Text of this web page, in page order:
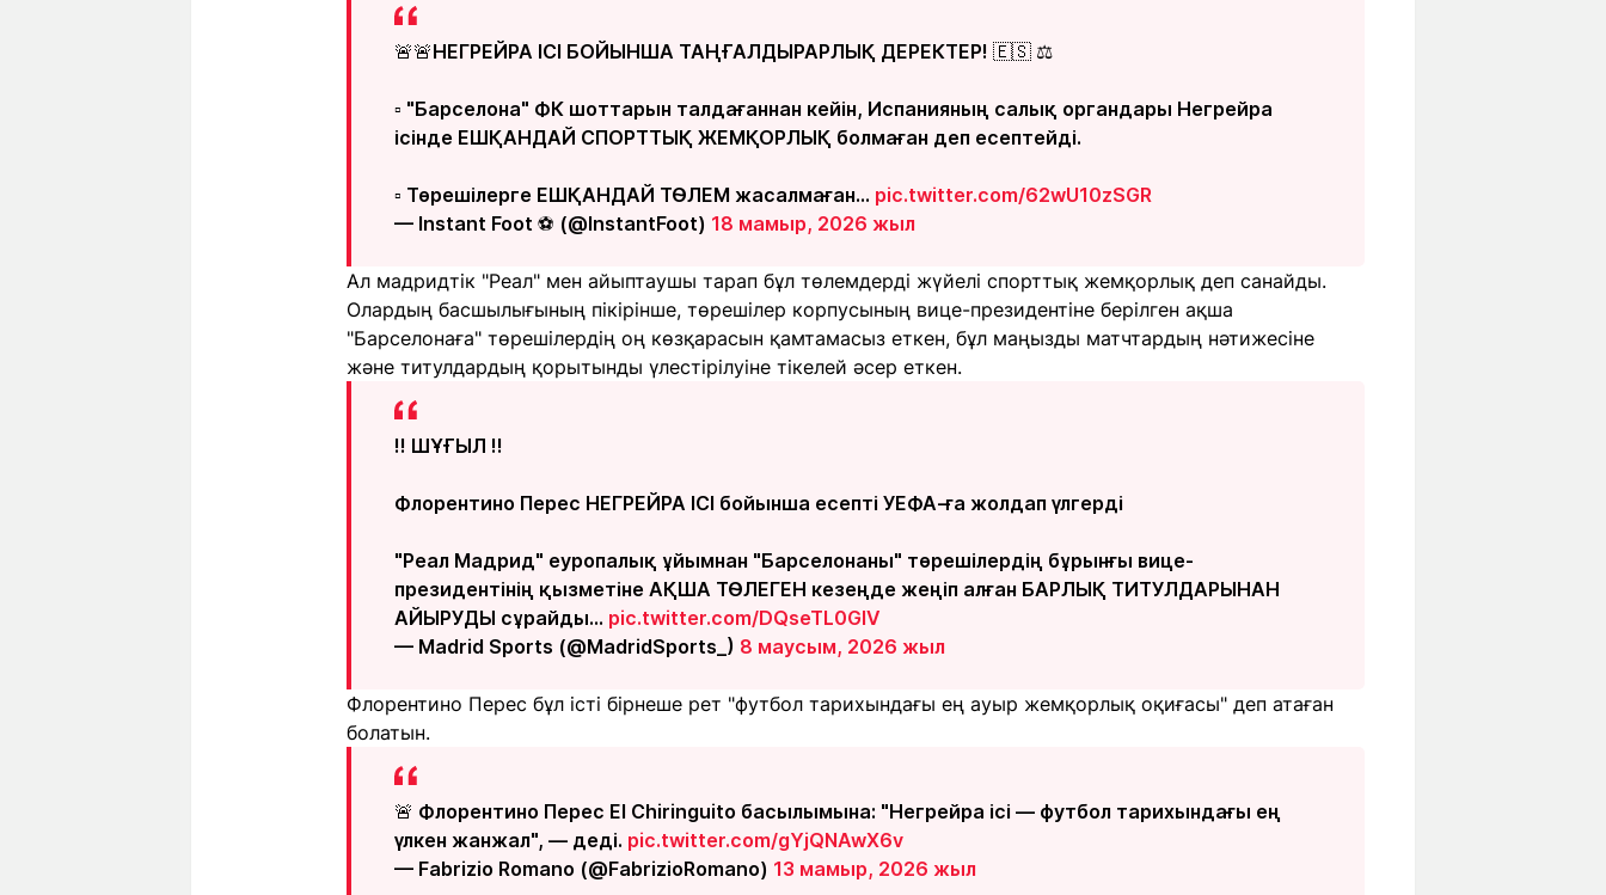
🚨🚨НЕГРЕЙРА ІСІ БОЙЫНША ТАҢҒАЛДЫРАРЛЫҚ ДЕРЕКТЕР! 🇪🇸 ⚖️
▫️ "Барселона" ФК шоттарын талдағаннан кейін, Испанияның салық органдары Негрейра
ісінде ЕШҚАНДАЙ СПОРТТЫҚ ЖЕМҚОРЛЫҚ болмаған деп есептейді.
▫️ Төрешілерге ЕШҚАНДАЙ ТӨЛЕМ жасалмаған… pic.twitter.com/62wU10zSGR
— Instant Foot ⚽️ (@lnstantFoot) 18 мамыр, 2026 жыл
Ал мадридтік "Реал" мен айыптаушы тарап бұл төлемдерді жүйелі спорттық жемқорлық деп санайды.
Олардың басшылығының пікірінше, төрешілер корпусының вице-президентіне берілген ақша
"Барселонаға" төрешілердің оң көзқарасын қамтамасыз еткен, бұл маңызды матчтардың нәтижесіне
және титулдардың қорытынды үлестірілуіне тікелей әсер еткен.
‼️ ШҰҒЫЛ ‼️
Флорентино Перес НЕГРЕЙРА ІСІ бойынша есепті УЕФА-ға жолдап үлгерді
"Реал Мадрид" еуропалық ұйымнан "Барселонаны" төрешілердің бұрынғы вице-
президентінің қызметіне АҚША ТӨЛЕГЕН кезеңде жеңіп алған БАРЛЫҚ ТИТУЛДАРЫНАН
АЙЫРУДЫ сұрайды… pic.twitter.com/DQseTL0GIV
— Madrid Sports (@MadridSports_) 8 маусым, 2026 жыл
Флорентино Перес бұл істі бірнеше рет "футбол тарихындағы ең ауыр жемқорлық оқиғасы" деп атаған
болатын.
🚨 Флорентино Перес El Chiringuito басылымына: "Негрейра ісі — футбол тарихындағы ең
үлкен жанжал", — деді. pic.twitter.com/gYjQNAwX6v
— Fabrizio Romano (@FabrizioRomano) 13 мамыр, 2026 жыл